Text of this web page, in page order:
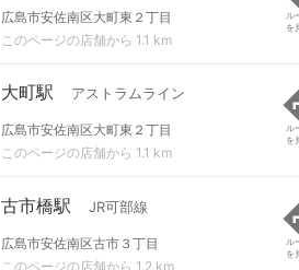
広島市安佐南区大町東２丁目
このページの店舗から 1.1 km
ル
を
大町駅 アストラムライン
広島市安佐南区大町東２丁目
このページの店舗から 1.1 km
ル
を
古市橋駅 JR可部線
広島市安佐南区古市３丁目
このページの店舗から 1.2 km
ル
を